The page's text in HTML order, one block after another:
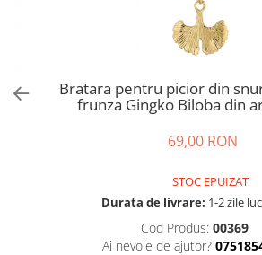
Bratara pentru picior din
frunza Gingko Biloba din
69,00 RON
STOC EPUIZAT
Durata de livrare: 1-2 zile
Cod Produs: 00369
Ai nevoie de ajutor?